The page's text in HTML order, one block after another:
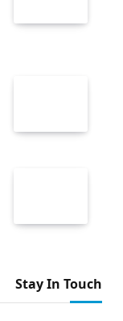
Stay In Touch